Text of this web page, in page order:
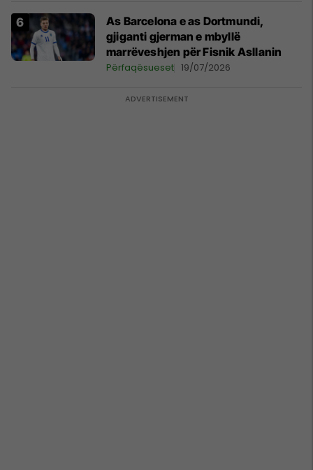
As Barcelona e as Dortmundi,
gjiganti gjerman e mbyllë
marrëveshjen për Fisnik Asllanin
Përfaqësueset 19/07/2026